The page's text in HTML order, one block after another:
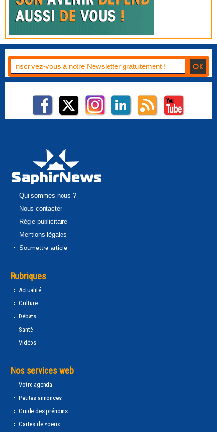
Qui sommes-nous ?
Nous contacter
Régie publicitaire
Mentions légales
Soumettre article
Rubriques
Actualité
Culture
Débats
Santé
Vidéos
Nos services web
Votre agenda
Petites annonces
Guide des prénoms
Cartes de voeux